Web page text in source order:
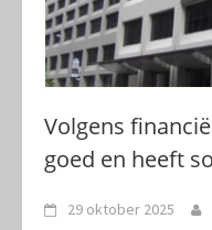
Volgens
goed en heeft
29 oktober 2025